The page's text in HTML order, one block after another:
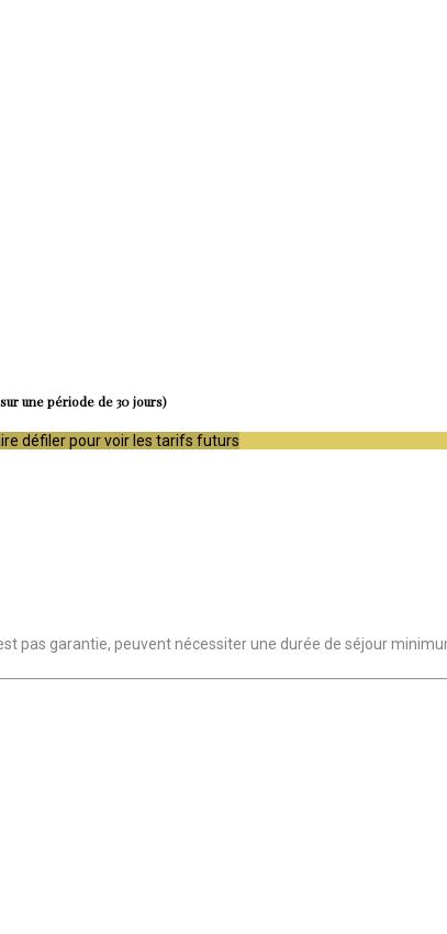
une période de 30 jours)
défiler pour voir les tarifs futurs
pas garantie, peuvent nécessiter une durée de séjour